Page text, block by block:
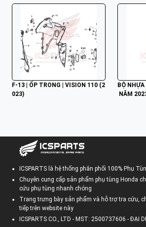
F-13 | ỐP TRONG | VISION 110 (2
023)
BỘ
NĂM
ICSPARTS là hệ thống phân phối 100% Phụ
Chuyên cung cấp sản phẩm phụ tùng Honda
cứu phụ tùng nhanh chóng
Trang trưng bày sản phẩm và hỗ trợ tra cứu,
tiếp trên website này
ICSPARTS CO., LTD - MST: 2500737606 - ĐẠI